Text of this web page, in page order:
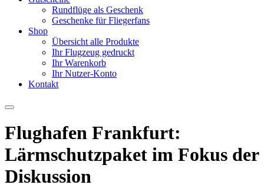
Rundflüge als Geschenk
Geschenke für Fliegerfans
Shop
Übersicht alle Produkte
Ihr Flugzeug gedruckt
Ihr Warenkorb
Ihr Nutzer-Konto
Kontakt
Flughafen Frankfurt:
Lärmschutzpaket im Fokus der
Diskussion